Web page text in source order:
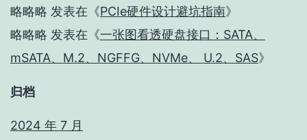
略略略 发表在《PCIe硬件设计避坑指南》
略略略 发表在《一张图看透硬盘接口：SATA、
mSATA、M.2、NGFFG、NVMe、 U.2、SAS》
归档
2024 年 7 月